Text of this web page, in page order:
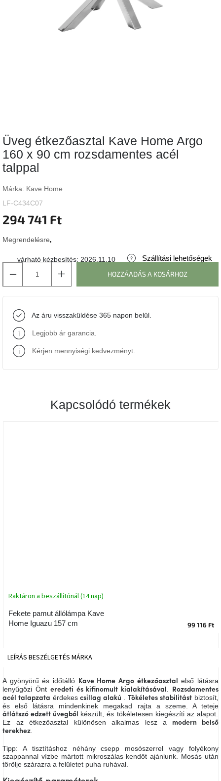
gyűjtemény
Kave
Home
Richmond
J-
gyűjtemény
Ame
Yens
gyűjtemény
Szezonális
tavaszi
tűz
mellett
ülve
belső
tér
Woodman
kedvezményesen
Üveg étkezőasztal Kave Home Argo
160 x 90 cm rozsdamentes acél
talppal
Márka: Kave Home
LF-C434C07
294 741 Ft
Megrendelésre
várható kézbesítés: 2026.11.10
Szállítási lehetőségek
HOZZÁADÁS A KOSÁRHOZ
Az áru visszaküldése 365 napon belül.
Legjobb ár garancia
Kérjen mennyiségi kedvezményt
Kapcsolódó termékek
Fekete pamut állólámpa Kave
Home Iguazu 157 cm
Raktáron a beszállítónál (14 nap)
99 116 Ft
LEÍRÁS BESZÉLGETÉS MÁRKA
A gyönyörű és időtálló Kave Home Argo étkezőasztal első látásra
lenyűgözi Önt eredeti és kifinomult kialakításával. Rozsdamentes
acél talapzata érdekes csillag alakú . Tökéletes stabilitást biztosít,
és első látásra mindenkinek megakad rajta a szeme. A teteje
átlátszó edzett üvegből készült, és tökéletesen kiegészíti az alapot.
Ez az étkezőasztal különösen alkalmas lesz a modern belső
terekhez.
Tipp: A tisztításhoz néhány csepp mosószerrel vagy folyékony
szappannal vízbe mártott mikroszálas kendőt ajánlunk. Mosás után
törölje szárazra a felületet puha ruhával.